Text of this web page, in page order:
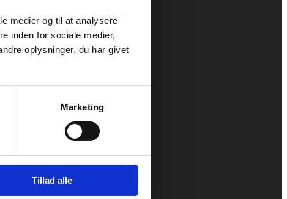
medier og til at analysere
inden for sociale medier,
oplysninger, du har givet
Marketing
Tillad alle